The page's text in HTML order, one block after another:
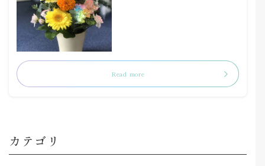
Read more
カテゴリ